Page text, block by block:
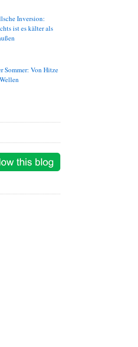
Inversion:
ist es kälter als
Sommer: Von Hitze